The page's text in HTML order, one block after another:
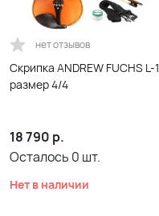
нет отзывов
Скрипка ANDREW FUCHS L-1
размер 4/4
18 790 р.
Осталось 0 шт.
Нет в наличии